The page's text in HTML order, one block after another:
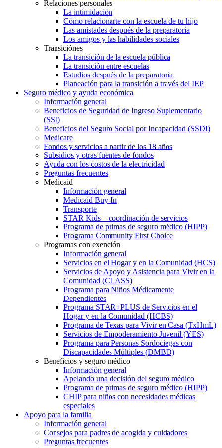
Relaciones personales
La intimidación
Cómo relacionarte con la escuela de tu hijo
Las amistades después de la preparatoria
Los amigos y las habilidades sociales
Transiciónes
La transición de la escuela pública
La transición entre escuelas
Estudios después de la preparatoria
Planeación para la transición a través del IEP
Seguro médico y ayuda económica
Información general
Beneficios de Seguridad de Ingreso Suplementario
(SSI)
Beneficios del Seguro Social por Incapacidad (SSDI)
Medicare
Fondos y servicios a partir de los 18 años
Subsidios y otras fuentes de fondos
Ayuda con los costos de la electricidad
Preguntas frecuentes
Medicaid
Información general
Medicaid Buy-In
Transporte
STAR Kids – coordinación de servicios
Programa de primas de seguro médico (HIPP)
Programa Community First Choice
Programas con exención
Información general
Servicios en el Hogar y en la Comunidad (HCS)
Servicios de Apoyo y Asistencia para Vivir en la
Comunidad (CLASS)
Programa para Niños Médicamente
Dependientes
Programa STAR+PLUS de Servicios en el
Hogar y en la Comunidad (HCBS)
Programa de Texas para Vivir en Casa (TxHmL)
Servicios de Empoderamiento Juvenil (YES)
Programa para Personas Sordociegas con
Discapacidades Múltiples (DMBD)
Beneficios y seguro médico
Información general
Apelando una decisión del seguro médico
Programa de primas de seguro médico (HIPP)
CHIP para niños con necesidades médicas
especiales
Apoyo para la familia
Información general
Consejos para padres de acogida y cuidadores
Preguntas frecuentes